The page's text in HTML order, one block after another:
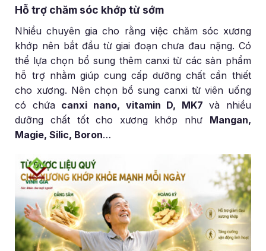
Hỗ trợ chăm sóc khớp từ sớm
Nhiều chuyên gia cho rằng việc chăm sóc xương
khớp nên bắt đầu từ giai đoạn chưa đau nặng. Có
thể lựa chọn bổ sung thêm canxi từ các sản phẩm
hỗ trợ nhằm giúp cung cấp dưỡng chất cần thiết
cho xương. Nên chọn bổ sung canxi từ viên uống
có chứa canxi nano, vitamin D, MK7 và nhiều
dưỡng chất tốt cho xương khớp như Mangan,
Magie, Silic, Boron…